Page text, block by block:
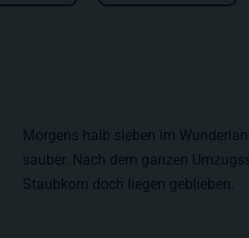
Morgens halb sieben im
sauber. Nach dem ganzen
Staubkorn doch liegen geblieben.